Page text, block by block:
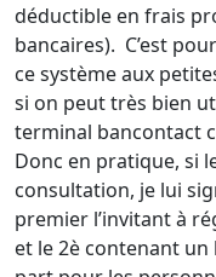
déductible en frais
bancaires). C’est
ce système aux
si on peut très bien
terminal bancontact
Donc en pratique, si
consultation, je lui
premier l’invitant à
et le 2è contenant